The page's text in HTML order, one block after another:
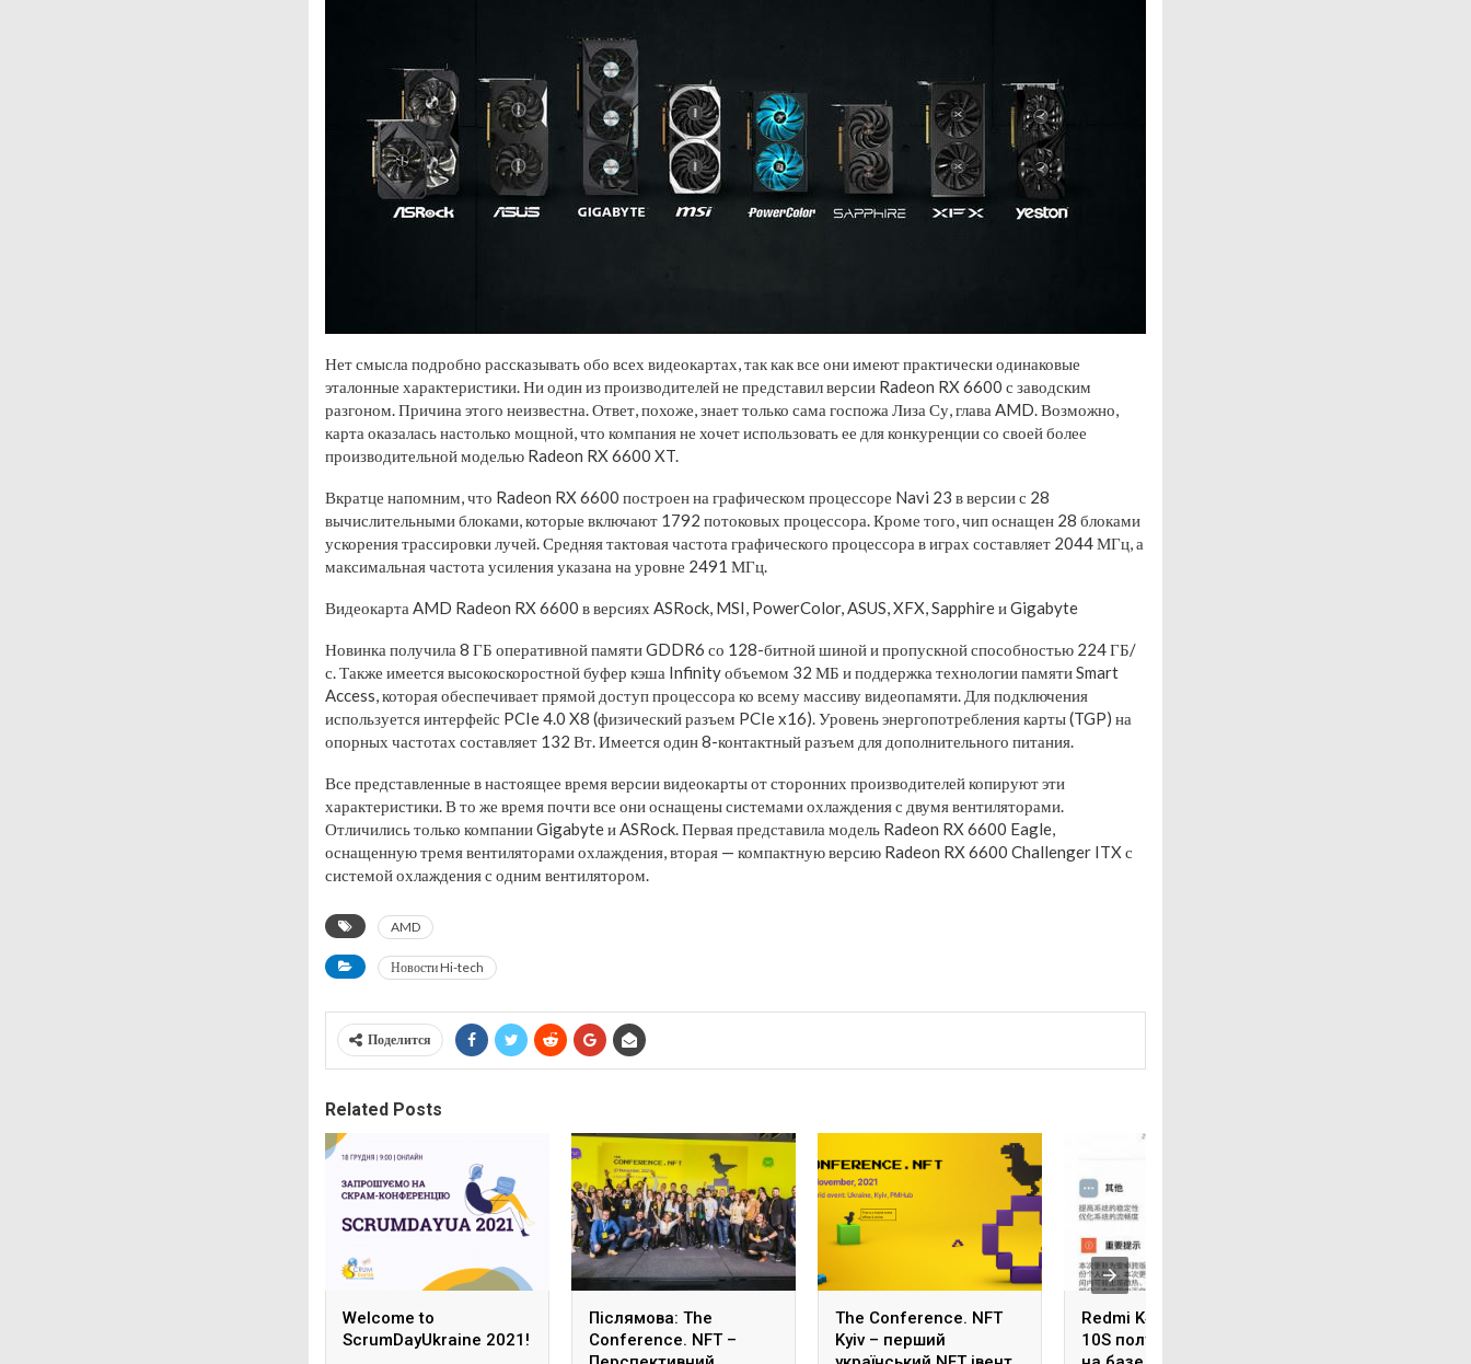
Нет смысла подробно рассказывать обо всех видеокартах, так как все они имеют практически одинаковые
эталонные характеристики. Ни один из производителей не представил версии Radeon RX 6600 с заводским
разгоном. Причина этого неизвестна. Ответ, похоже, знает только сама госпожа Лиза Су, глава AMD. Возможно,
карта оказалась настолько мощной, что компания не хочет использовать ее для конкуренции со своей более
производительной моделью Radeon RX 6600 XT.
Вкратце напомним, что Radeon RX 6600 построен на графическом процессоре Navi 23 в версии с 28
вычислительными блоками, которые включают 1792 потоковых процессора. Кроме того, чип оснащен 28 блоками
ускорения трассировки лучей. Средняя тактовая частота графического процессора в играх составляет 2044 МГц, а
максимальная частота усиления указана на уровне 2491 МГц.
Видеокарта AMD Radeon RX 6600 в версиях ASRock, MSI, PowerColor, ASUS, XFX, Sapphire и Gigabyte
Новинка получила 8 ГБ оперативной памяти GDDR6 со 128-битной шиной и пропускной способностью 224 ГБ/
с. Также имеется высокоскоростной буфер кэша Infinity объемом 32 МБ и поддержка технологии памяти Smart
Access, которая обеспечивает прямой доступ процессора ко всему массиву видеопамяти. Для подключения
используется интерфейс PCIe 4.0 X8 (физический разъем PCIe x16). Уровень энергопотребления карты (TGP) на
опорных частотах составляет 132 Вт. Имеется один 8-контактный разъем для дополнительного питания.
Все представленные в настоящее время версии видеокарты от сторонних производителей копируют эти
характеристики. В то же время почти все они оснащены системами охлаждения с двумя вентиляторами.
Отличились только компании Gigabyte и ASRock. Первая представила модель Radeon RX 6600 Eagle,
оснащенную тремя вентиляторами охлаждения, вторая — компактную версию Radeon RX 6600 Challenger ITX с
системой охлаждения с одним вентилятором.
AMD
Новости Hi-tech
Поделится
Related Posts
Welcome to
ScrumDayUkraine 2021!
Післямова: The
Conference. NFT –
The Conference. NFT
Kyiv – перший
Redmi K40 и Xiaomi Mi
10S получили MIUI 12.5